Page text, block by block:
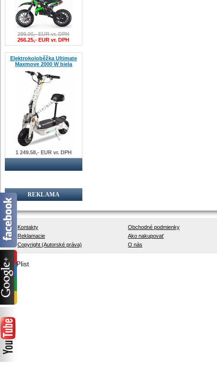
299.00,- EUR vr. DPH
266.25,- EUR vr. DPH
Elektrokoloběžka Ultimate
Maxmove 2000 W biela
1 249.58,- EUR vr. DPH
REKLAMA
Kontakty
Obchodné podmienky
Reklamacie
Ako nakupovať
Copyright (Autorské práva)
O nás